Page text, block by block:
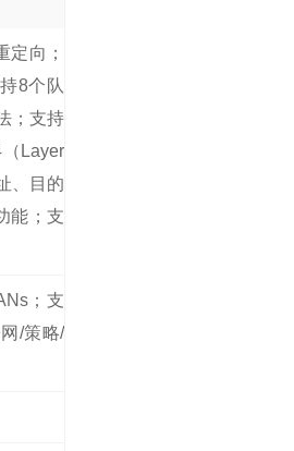
向；
8个队
；支持
Layer
、目的
能；支
；支
/策略/